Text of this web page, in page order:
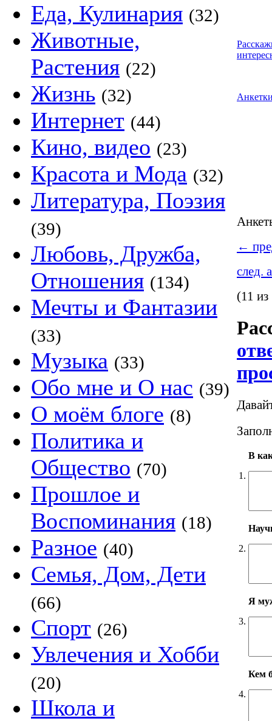
Еда, Кулинария (32)
Животные,
Растения (22)
Жизнь (32)
Интернет (44)
Кино, видео (23)
Красота и Мода (32)
Литература, Поэзия
(39)
Любовь, Дружба,
Отношения (134)
Мечты и Фантазии
(33)
Музыка (33)
Обо мне и О нас (39)
О моём блоге (8)
Политика и
Общество (70)
Прошлое и
Воспоминания (18)
Разное (40)
Семья, Дом, Дети
(66)
Спорт (26)
Увлечения и Хобби
(20)
Школа и
←
след.
(11
1.
В
2.
3.
Я
4.
Кем